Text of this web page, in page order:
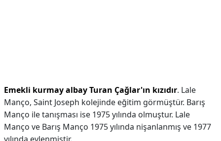
Emekli kurmay albay Turan Çağlar'ın kızıdır. Lale
Manço, Saint Joseph kolejinde eğitim görmüştür. Barış
Manço ile tanışması ise 1975 yılında olmuştur. Lale
Manço ve Barış Manço 1975 yılında nişanlanmış ve 1977